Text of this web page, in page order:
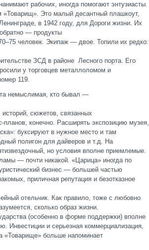
рабочих, иногда помогают энтузиасты.
Это малый десантный плашкоут,
в 1942 году, для Дороги жизни. Их
— продукты
человек. Экипаж — двое. Топили их редко:
ЗСД в районе Лесного порта. Его
у торговцев металлоломом и
119.
немыслимая, кто бывал —
сюжетов, связанных
планов, конечно. Расширять экспозицию музея,
буксируют в нужное место и там
полигон для дайверов и т.д. На
но условия вполне приемлемые.
— почти никакой. «Царица» иногда по
бизнес — большей частью
приличная репутация и безотказное
отельчик. Как правило, тоже с любовно
сколько образ жизни.
(особенно в форме поддержки) вполне
Инвестиции и серьезная коммерциализация,
«Товарище» больше напоминает